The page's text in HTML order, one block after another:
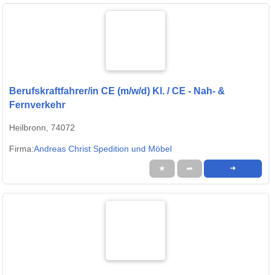
Berufskraftfahrer/in CE (m/w/d) Kl. / CE - Nah- &
Fernverkehr
Heilbronn, 74072
Firma:Andreas Christ Spedition und Möbel
★ ➦ ➜